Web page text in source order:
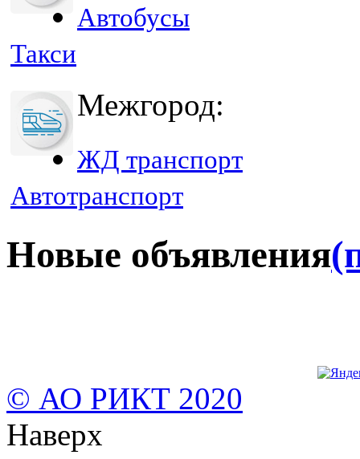
Автобусы
Такси
Межгород:
ЖД транспорт
Автотранспорт
Новые объявления
© АО РИКТ 2020
Наверх